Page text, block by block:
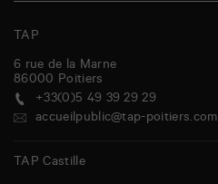
TAP
6 rue de la Marne
86000 Poitiers
+33(0)5 49 39 29 29
accueilpublic@tap-poitiers.com
TAP Castille